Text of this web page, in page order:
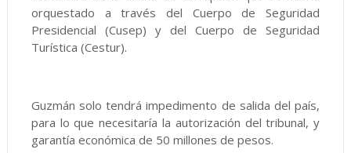
orquestado a través del Cuerpo de Seguridad
Presidencial (Cusep) y del Cuerpo de Seguridad
Turística (Cestur).
Guzmán solo tendrá impedimento de salida del país,
para lo que necesitaría la autorización del tribunal, y
garantía económica de 50 millones de pesos.